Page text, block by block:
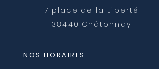
7 place de la Liberté
38440 Châtonnay
NOS HORAIRES